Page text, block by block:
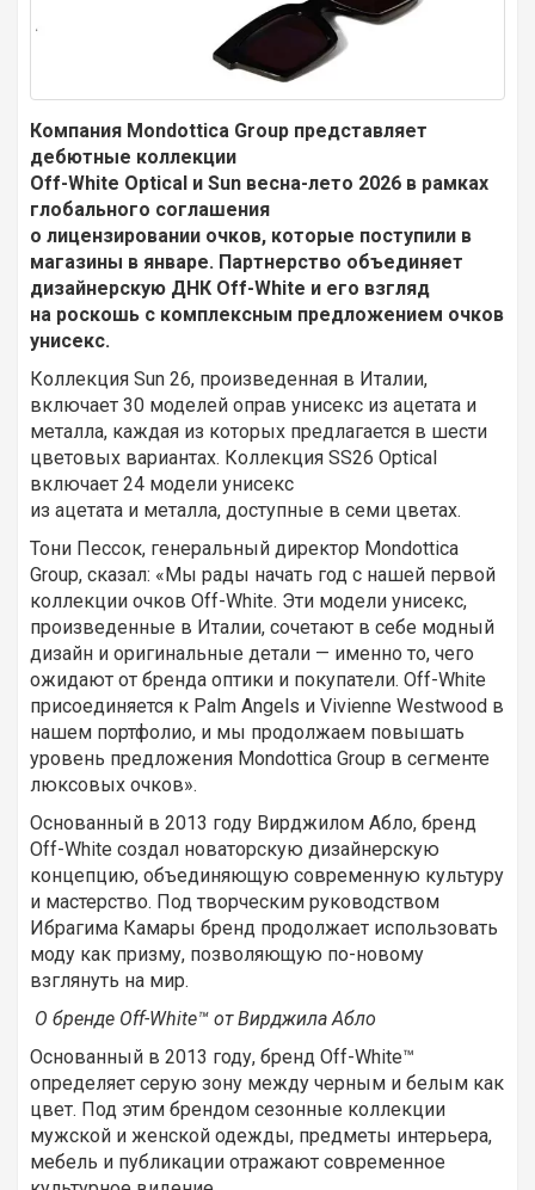
Компания Mondottica Group представляет
дебютные коллекции
Off-White Optical и Sun весна-лето 2026 в рамках
глобального соглашения
о лицензировании очков, которые поступили в
магазины в январе. Партнерство объединяет
дизайнерскую ДНК Off-White и его взгляд
на роскошь с комплексным предложением очков
унисекс.
Коллекция Sun 26, произведенная в Италии,
включает 30 моделей оправ унисекс из ацетата и
металла, каждая из которых предлагается в шести
цветовых вариантах. Коллекция SS26 Optical
включает 24 модели унисекс
из ацетата и металла, доступные в семи цветах.
Тони Пессок, генеральный директор Mondottica
Group, сказал: «Мы рады начать год с нашей первой
коллекции очков Off-White. Эти модели унисекс,
произведенные в Италии, сочетают в себе модный
дизайн и оригинальные детали — именно то, чего
ожидают от бренда оптики и покупатели. Off-White
присоединяется к Palm Angels и Vivienne Westwood в
нашем портфолио, и мы продолжаем повышать
уровень предложения Mondottica Group в сегменте
люксовых очков».
Основанный в 2013 году Вирджилом Абло, бренд
Off-White создал новаторскую дизайнерскую
концепцию, объединяющую современную культуру
и мастерство. Под творческим руководством
Ибрагима Камары бренд продолжает использовать
моду как призму, позволяющую по-новому
взглянуть на мир.
О бренде Off-White™ от Вирджила Абло
Основанный в 2013 году, бренд Off-White™
определяет серую зону между черным и белым как
цвет. Под этим брендом сезонные коллекции
мужской и женской одежды, предметы интерьера,
мебель и публикации отражают современное